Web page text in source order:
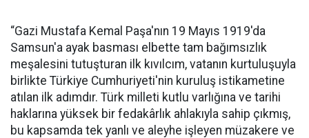
“Gazi Mustafa Kemal Paşa'nın 19 Mayıs 1919'da
Samsun'a ayak basması elbette tam bağımsızlık
meşalesini tutuşturan ilk kıvılcım, vatanın kurtuluşuyla
birlikte Türkiye Cumhuriyeti'nin kuruluş istikametine
atılan ilk adımdır. Türk milleti kutlu varlığına ve tarihi
haklarına yüksek bir fedakârlık ahlakıyla sahip çıkmış,
bu kapsamda tek yanlı ve aleyhe işleyen müzakere ve